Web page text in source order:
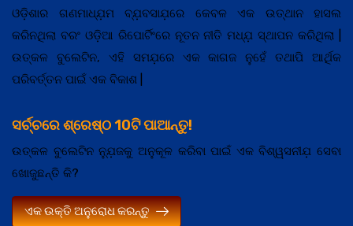
ଓଡ଼ିଶାର ଗଣମାଧ୍ଯ଼ମ ବ୍ଯ଼ବସାଯ଼ରେ କେବଳ ଏକ ଉତ୍ଥାନ ହାସଲ
କରିନଥିଲା ବରଂ ଓଡ଼ିଆ ରିପୋର୍ଟିଂରେ ନୂତନ ନୀତି ମଧ୍ଯ଼ ସ୍ଥାପନ କରିଥିଲା |
ଉତ୍କଳ ବୁଲେଟିନ, ଏହି ସମଯ଼ରେ ଏକ କାଗଜ ନୁହେଁ ତଥାପି ଆର୍ଥିକ
ପରିବର୍ତ୍ତନ ପାଇଁ ଏକ ବିକାଶ |
ସର୍ଚ୍ଚରେ ଶ୍ରେଷ୍ଠ 10ଟି ପାଆନ୍ତୁ!
ଉତ୍କଳ ବୁଲେଟିନ ନ୍ଯ଼ୁଜକୁ ଅନୁକୂଳ କରିବା ପାଇଁ ଏକ ବିଶ୍ୱସନୀଯ଼ ସେବା
ଖୋଜୁଛନ୍ତି କି?
ଏକ ଉକ୍ତି ଅନୁରୋଧ କରନ୍ତୁ